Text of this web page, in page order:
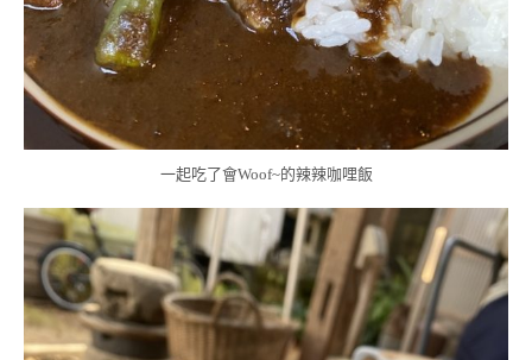
一起吃了會Woof~的辣辣咖哩飯